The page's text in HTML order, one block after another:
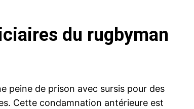
du rugbyman
peine de prison avec sursis pour des
Cette condamnation antérieure est